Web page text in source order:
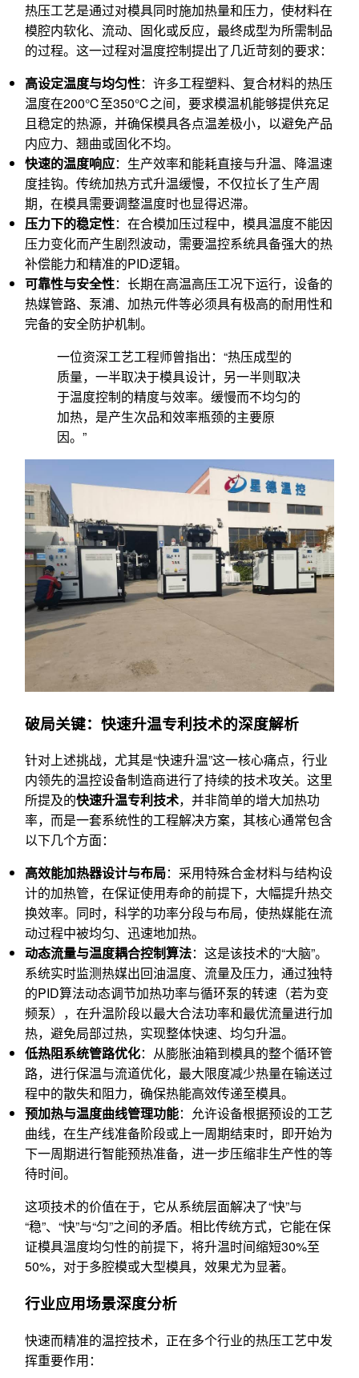
热压工艺是通过对模具同时施加热量和压力，使材料在
模腔内软化、流动、固化或反应，最终成型为所需制品
的过程。这一过程对温度控制提出了几近苛刻的要求：
高设定温度与均匀性：许多工程塑料、复合材料的热压
温度在200℃至350℃之间，要求模温机能够提供充足
且稳定的热源，并确保模具各点温差极小，以避免产品
内应力、翘曲或固化不均。
快速的温度响应：生产效率和能耗直接与升温、降温速
度挂钩。传统加热方式升温缓慢，不仅拉长了生产周
期，在模具需要调整温度时也显得迟滞。
压力下的稳定性：在合模加压过程中，模具温度不能因
压力变化而产生剧烈波动，需要温控系统具备强大的热
补偿能力和精准的PID逻辑。
可靠性与安全性：长期在高温高压工况下运行，设备的
热媒管路、泵浦、加热元件等必须具有极高的耐用性和
完备的安全防护机制。
一位资深工艺工程师曾指出：“热压成型的
质量，一半取决于模具设计，另一半则取决
于温度控制的精度与效率。缓慢而不均匀的
加热，是产生次品和效率瓶颈的主要原
因。”
破局关键：快速升温专利技术的深度解析
针对上述挑战，尤其是“快速升温”这一核心痛点，行业
内领先的温控设备制造商进行了持续的技术攻关。这里
所提及的快速升温专利技术，并非简单的增大加热功
率，而是一套系统性的工程解决方案，其核心通常包含
以下几个方面：
高效能加热器设计与布局：采用特殊合金材料与结构设
计的加热管，在保证使用寿命的前提下，大幅提升热交
换效率。同时，科学的功率分段与布局，使热媒能在流
动过程中被均匀、迅速地加热。
动态流量与温度耦合控制算法：这是该技术的“大脑”。
系统实时监测热媒出回油温度、流量及压力，通过独特
的PID算法动态调节加热功率与循环泵的转速（若为变
频泵），在升温阶段以最大合法功率和最优流量进行加
热，避免局部过热，实现整体快速、均匀升温。
低热阻系统管路优化：从膨胀油箱到模具的整个循环管
路，进行保温与流道优化，最大限度减少热量在输送过
程中的散失和阻力，确保热能高效传递至模具。
预加热与温度曲线管理功能：允许设备根据预设的工艺
曲线，在生产线准备阶段或上一周期结束时，即开始为
下一周期进行智能预热准备，进一步压缩非生产性的等
待时间。
这项技术的价值在于，它从系统层面解决了“快”与
“稳”、“快”与“匀”之间的矛盾。相比传统方式，它能在保
证模具温度均匀性的前提下，将升温时间缩短30%至
50%，对于多腔模或大型模具，效果尤为显著。
行业应用场景深度分析
快速而精准的温控技术，正在多个行业的热压工艺中发
挥重要作用：